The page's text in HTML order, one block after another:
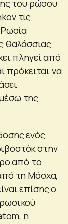
του ρώσου
τις
Ρωσία
θαλάσσιας
πληγεί από
πρόκειται να
της
ενός
στην
από το
τη Μόσχα,
επίσης ο
η